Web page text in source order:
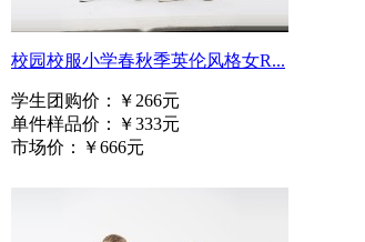
校园校服小学春秋季英伦风格女R...
学生团购价：
￥266元
单件样品价：
￥333元
市场价：
￥666元